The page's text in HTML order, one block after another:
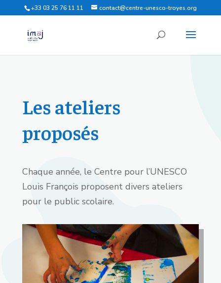
+33 03 25 76 11 11 contact@centre-unesco-troyes.org
Les ateliers
proposés
Chaque année, le Centre pour l’UNESCO
Louis François proposent divers ateliers
pour le public scolaire.